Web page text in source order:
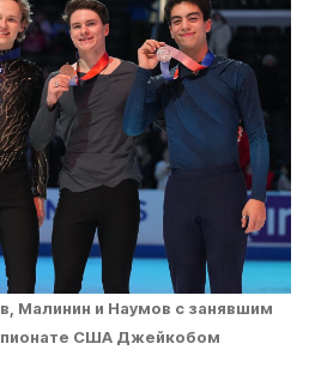
Малинин и Наумов с занявшим
США Джейкобом